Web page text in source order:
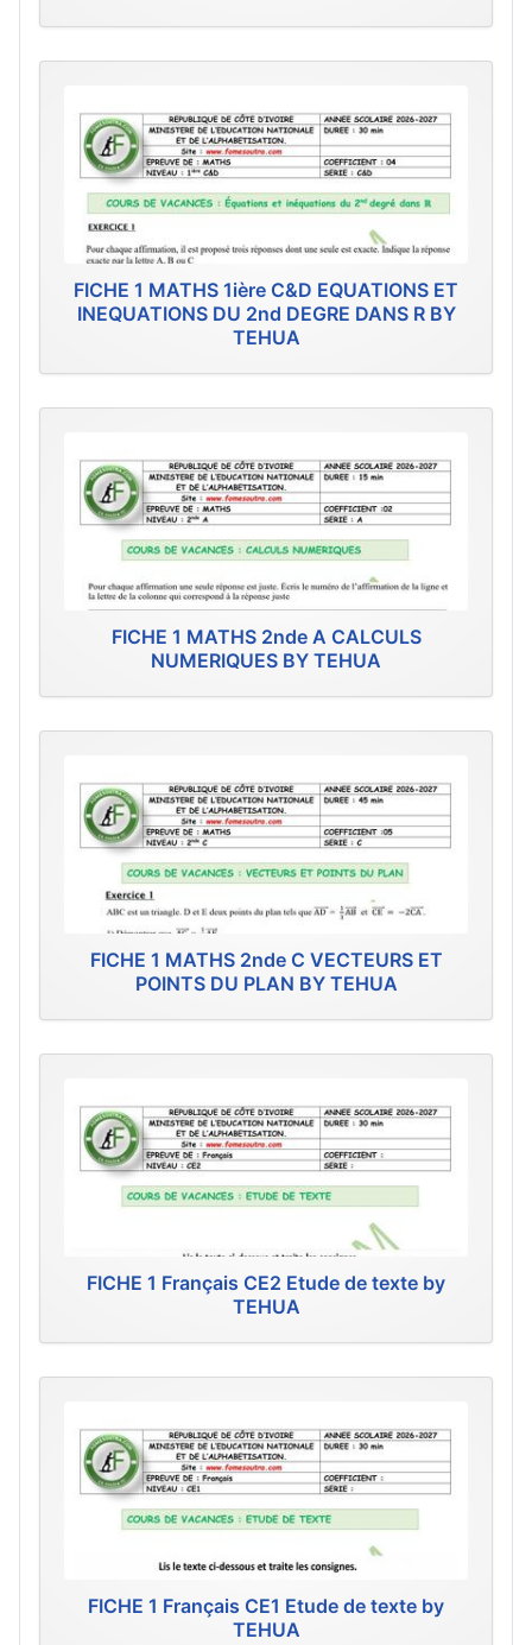
FICHE 1 MATHS 1ière C&D EQUATIONS ET
INEQUATIONS DU 2nd DEGRE DANS R BY
TEHUA
FICHE 1 MATHS 2nde A CALCULS
NUMERIQUES BY TEHUA
FICHE 1 MATHS 2nde C VECTEURS ET
POINTS DU PLAN BY TEHUA
FICHE 1 Français CE2 Etude de texte by
TEHUA
FICHE 1 Français CE1 Etude de texte by
TEHUA